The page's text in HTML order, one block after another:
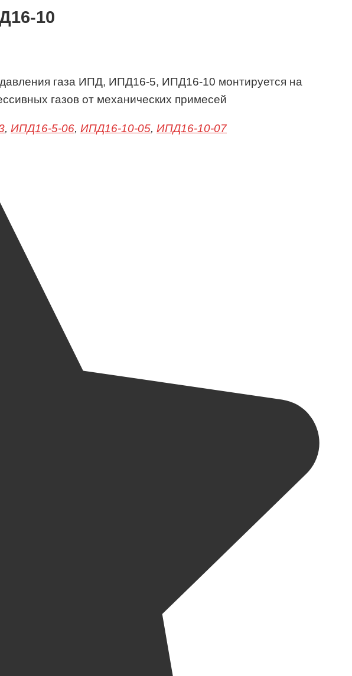
10
газа ИПД, ИПД16-5, ИПД16-10 монтируется на
газов от механических примесей
, ИПД16-5-06, ИПД16-10-05, ИПД16-10-07